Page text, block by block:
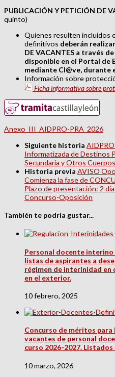
PUBLICACIÓN Y PETICIÓN DE
quinto)
Quienes resulten incluidos
definitivos deberán
DE VACANTES a través de
disponible en el Portal de
mediante Cl@ve, durante
Información sobre
Ficha informativa sobre
Anexo_III_AIDPRO-PRA_2026
Siguiente historia
Informatizada de Destinos
Secundaria y Otros
Historia previa AVISO
Comienza la fase de
Plazo de presentación: 2
Concurso-Oposición
También te podría gustar...
Personal docente interino
listas de aspirantes a
régimen de interinidad en
en el exterior.
10 febrero, 2025
Concurso de méritos
vacantes de personal
curso 2026-2027. Listados
10 marzo, 2026